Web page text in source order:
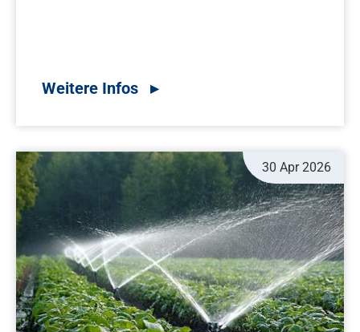
30 Apr 2026